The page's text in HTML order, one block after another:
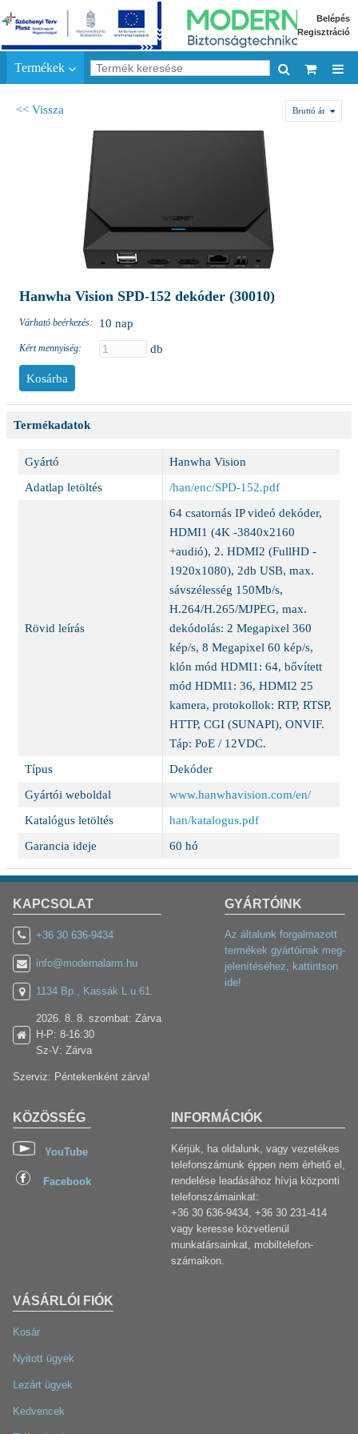
Belépés
Regisztráció
Termékek
<< Vissza Bruttó ár
Hanwha Vision SPD-152 dekóder (30010)
Várható beérkezés: 10 nap
Kért mennyiség: db
Termékadatok
Gyártó
Hanwha Vision
Adatlap letöltés
/han/enc/SPD-152.pdf
Rövid leírás
64 csatornás IP videó dekóder,
HDMI1 (4K -3840x2160
+audió), 2. HDMI2 (FullHD -
1920x1080), 2db USB, max.
sávszélesség 150Mb/s,
H.264/H.265/MJPEG, max.
dekódolás: 2 Megapixel 360
kép/s, 8 Megapixel 60 kép/s,
klón mód HDMI1: 64, bővített
mód HDMI1: 36, HDMI2 25
kamera, protokollok: RTP, RTSP,
HTTP, CGI (SUNAPI), ONVIF.
Táp: PoE / 12VDC.
Típus
Dekóder
Gyártói weboldal
www.hanwhavision.com/en/
Katalógus letöltés
han/katalogus.pdf
Garancia ideje
60 hó
KAPCSOLAT
+36 30 636-9434
info@modernalarm.hu
1134 Bp., Kassák L.u.61.
2026. 8. 8. szombat: Zárva
H-P: 8-16:30
Sz-V: Zárva
Szerviz: Péntekenként zárva!
VÁSÁRLÓI FIÓK
Kosár
Nyitott ügyek
Lezárt ügyek
Kedvencek
KÖZÖSSÉG
YouTube
Facebook
INFORMÁCIÓK
Kérjük, ha oldalunk, vagy vezetékes
telefonszámunk éppen nem érhető el,
rendelése leadásához hívja központi
telefonszámainkat:
+36 30 636-9434, +36 30 231-414
vagy keresse közvetlenül
munkatársainkat, mobiltelefon-
számaikon.
GYÁRTÓINK
Az általunk forgalmazott
termékek gyártóinak meg-
jelenítéséhez, kattintson
ide!